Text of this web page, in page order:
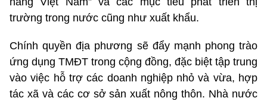
trường trong nước cũng như xuất khẩu.
Chính quyền địa phương sẽ đẩy mạnh phong trào
ứng dụng TMĐT trong cộng đồng, đặc biệt tập trung
vào việc hỗ trợ các doanh nghiệp nhỏ và vừa, hợp
tác xã và các cơ sở sản xuất nông thôn. Nhà nước